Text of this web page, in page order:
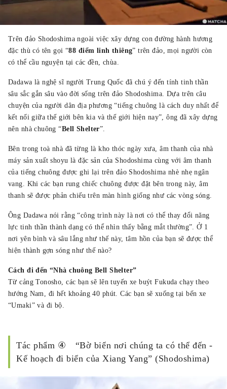
Trên đảo Shodoshima ngoài việc xây dựng con đường hành hương
đặc thù có tên gọi “88 điểm linh thiêng” trên đảo, mọi người còn
có thể cầu nguyện tại các đền, chùa.
Dadawa là nghệ sĩ người Trung Quốc đã chú ý đến tính tinh thần
sâu sắc gắn sâu vào đời sống trên đảo Shodoshima. Dựa trên câu
chuyện của người dân địa phương “tiếng chuông là cách duy nhất để
kết nối giữa thế giới bên kia và thế giới hiện nay”, ông đã xây dựng
nên nhà chuông “Bell Shelter”.
Bên trong toà nhà đã từng là kho thóc ngày xưa, âm thanh của nhà
máy sản xuất shoyu là đặc sản của Shodoshima cùng với âm thanh
của tiếng chuông được ghi lại trên đảo Shodoshima nhè nhẹ ngân
vang. Khi các bạn rung chiếc chuông được đặt bên trong này, âm
thanh sẽ được phản chiếu trên màn hình giống như các vòng sóng.
Ông Dadawa nói rằng “công trình này là nơi có thể thay đổi năng
lực tinh thần thành dạng có thể nhìn thấy bằng mắt thường”. Ở 1
nơi yên bình và sâu lắng như thế này, tâm hồn của bạn sẽ được thể
hiện thành gợn sóng như thế nào?
Cách đi đến “Nhà chuông Bell Shelter”
Từ cảng Tonosho, các bạn sẽ lên tuyến xe buýt Fukuda chạy theo
hướng Nam, đi hết khoảng 40 phút. Các bạn sẽ xuống tại bến xe
“Umaki” và đi bộ.
Tác phẩm ④ “Bờ biển nơi chúng ta có thể đến -
Kế hoạch đi biển của Xiang Yang” (Shodoshima)